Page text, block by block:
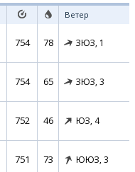
Ветер
754 78 ЗЮЗ, 1
754 65 ЗЮЗ, 3
752 46 ЮЗ, 4
751 73 ЮЮЗ, 3